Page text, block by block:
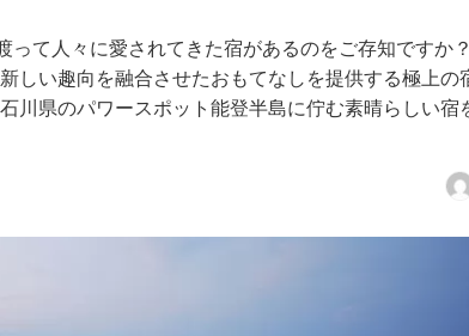
て人々に愛されてきた宿があるのをご存知ですか
しい趣向を融合させたおもてなしを提供する極上の
川県のパワースポット能登半島に佇む素晴らしい宿